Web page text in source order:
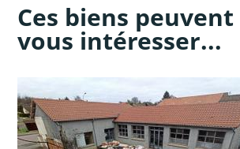
Ces biens peuvent
vous intéresser...